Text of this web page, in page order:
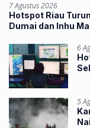
7 Agustus 2026
Hotspot Riau
Dumai dan Inhu
6
5